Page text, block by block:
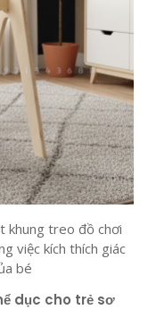
khung treo đồ chơi
việc kích thích giác
bé
dục cho trẻ sơ